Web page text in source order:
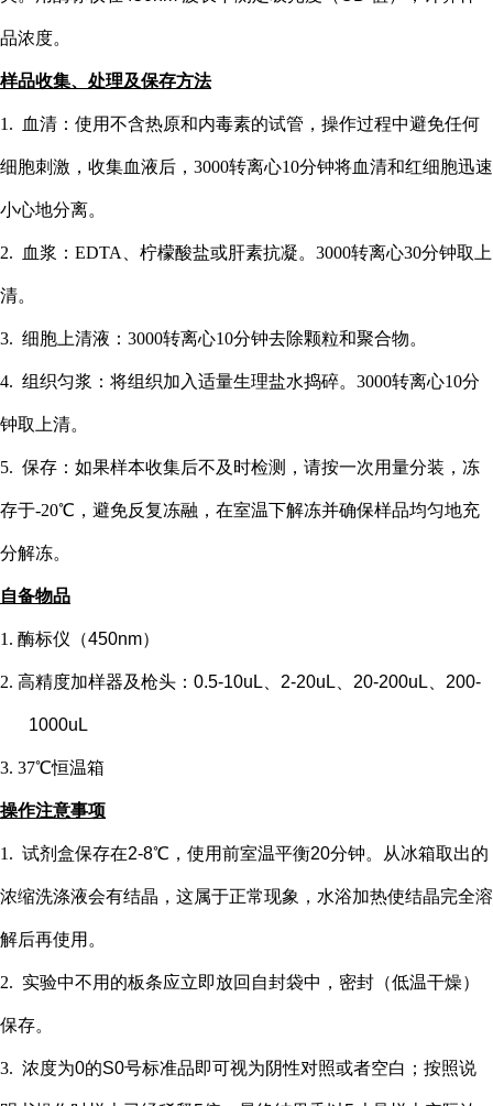
品浓度。
样品收集、处理及保存方法
1. 血清：使用不含热原和内毒素的试管，操作过程中避免任何
细胞刺激，收集血液后，3000转离心10分钟将血清和红细胞迅速
小心地分离。
2. 血浆：EDTA、柠檬酸盐或肝素抗凝。3000转离心30分钟取上
清。
3. 细胞上清液：3000转离心10分钟去除颗粒和聚合物。
4. 组织匀浆：将组织加入适量生理盐水捣碎。3000转离心10分
钟取上清。
5. 保存：如果样本收集后不及时检测，请按一次用量分装，冻
存于-20℃，避免反复冻融，在室温下解冻并确保样品均匀地充
分解冻。
自备物品
1. 酶标仪（450nm）
2. 高精度加样器及枪头： 0.5-10uL、2-20uL、20-200uL、200-
1000uL
3. 37℃恒温箱
操作注意事项
1. 试剂盒保存在2-8℃，使用前室温平衡20分钟。从冰箱取出的
浓缩洗涤液会有结晶，这属于正常现象，水浴加热使结晶完全溶
解后再使用。
2. 实验中不用的板条应立即放回自封袋中，密封（低温干燥）
保存。
3. 浓度为0的S0号标准品即可视为阴性对照或者空白；按照说